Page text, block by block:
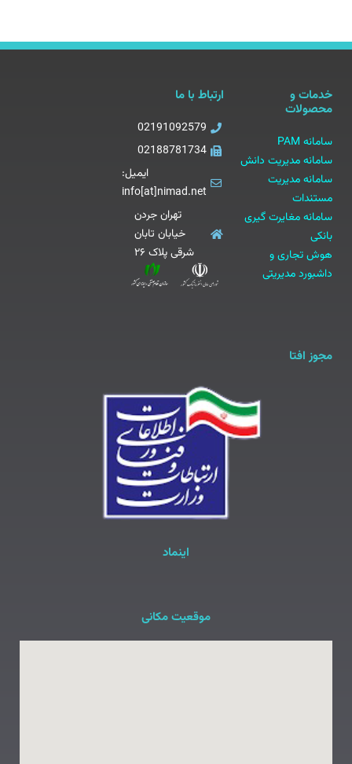
خدمات و
محصولات
سامانه PAM
سامانه مدیریت دانش
سامانه مدیریت
مستندات
سامانه مغایرت گیری
بانکی
هوش تجاری و
داشبورد مدیریتی
ارتباط با ما
02191092579
02188781734
ایمیل:
info[at]nimad.net
تهران جردن
خیابان تابان
شرقی پلاک ۲۶
مجوز افتا
اینماد
موقعیت مکانی